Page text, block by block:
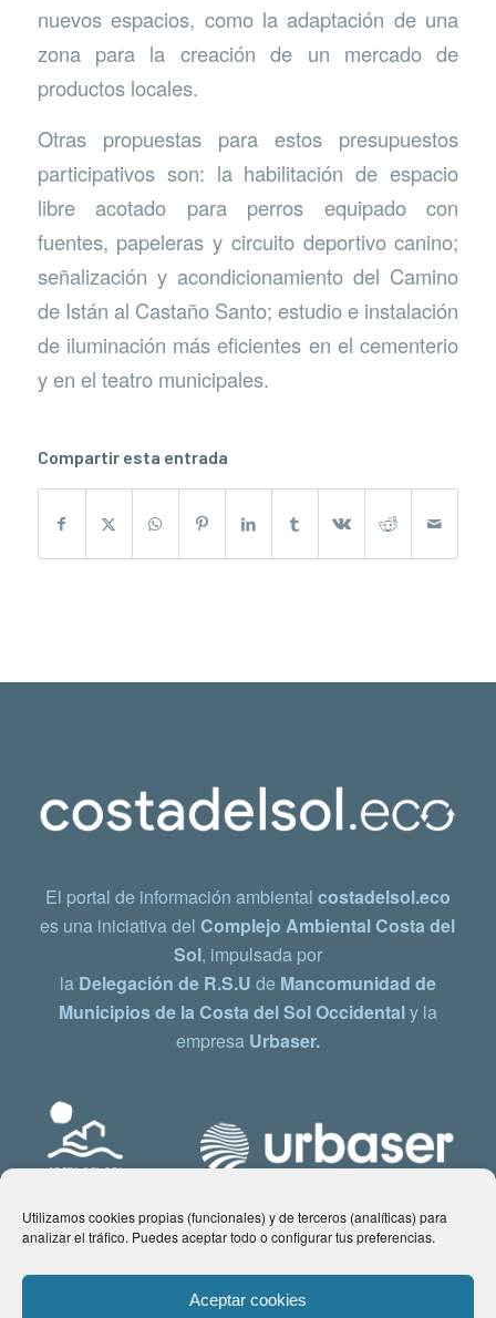
Utilizamos cookies propias (funcionales) y de terceros (analíticas) para
analizar el tráfico. Puedes aceptar todo o configurar tus preferencias.
Aceptar cookies
nuevos espacios, como la adaptación de una
zona para la creación de un mercado de
productos locales.
Otras propuestas para estos presupuestos
participativos son: la habilitación de espacio
libre acotado para perros equipado con
fuentes, papeleras y circuito deportivo canino;
señalización y acondicionamiento del Camino
de Istán al Castaño Santo; estudio e instalación
de iluminación más eficientes en el cementerio
y en el teatro municipales.
Compartir esta entrada
El portal de información ambiental costadelsol.eco
es una iniciativa delComplejo Ambiental Costa del
Sol, impulsada por
la Delegación de R.S.U de Mancomunidad de
Municipios de la Costa del Sol Occidentaly la
empresa Urbaser.